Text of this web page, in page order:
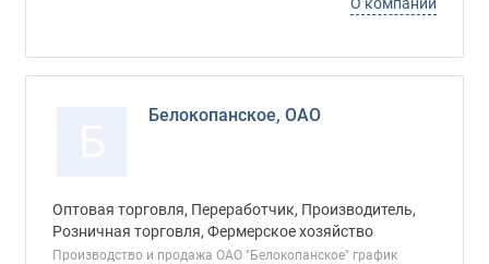
Белокопанское, ОАО
Оптовая торговля, Переработчик, Производитель,
Розничная торговля, Фермерское хозяйство
Производство и продажа ОАО "Белокопанское" график